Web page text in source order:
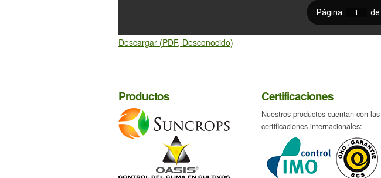
Descargar (PDF, Desconocido)
Productos Certificaciones
Nuestros productos cuentan con las
certificaciones internacionales: